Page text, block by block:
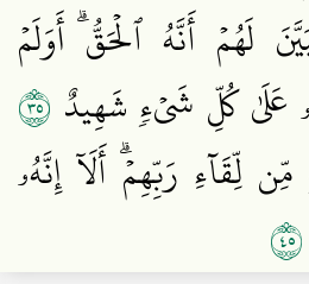
لَهُمۡ أَنَّهُ ٱلۡحَقُّۗ أَوَلَمۡ
كُلِّ شَيۡءٖ شَهِيدٌ ٥٣
لِّقَآءِ رَبِّهِمۡۗ أَلَآ إِنَّهُۥ
٥٤